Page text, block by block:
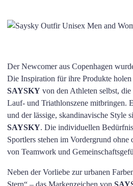
Der Newcomer aus Copenhagen
Die Inspiration für ihre Produkte
SAYSKY von den Athleten selbst,
Lauf- und Triathlonszene mitbringen.
und der lässige, skandinavische Style
SAYSKY. Die individuellen
Sportlers stehen im Vordergrund ohne
von Teamwork und
Neben der Vorliebe zur urbanen
Stern“ – das Markenzeichen von